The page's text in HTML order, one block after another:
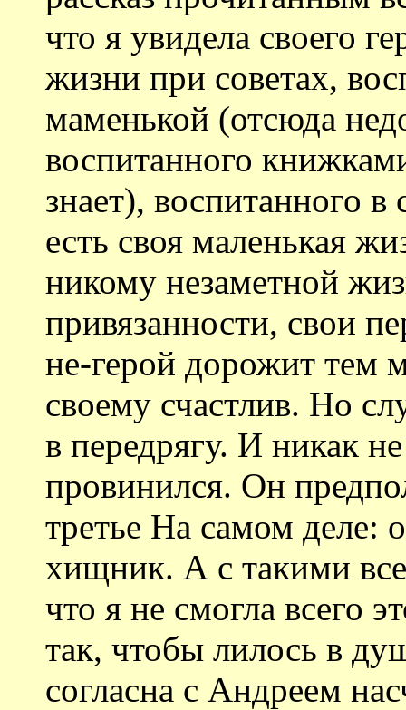
что я увидела своего
жизни при советах,
маменькой (отсюда
воспитанного
знает), воспитанного
есть своя маленькая
никому незаметной
привязанности, свои
не-герой дорожит тем
своему счастлив. Но
в передрягу. И никак
провинился. Он
третье На самом деле:
хищник. А с такими
что я не смогла всего
так, чтобы лилось в
согласна с Андреем